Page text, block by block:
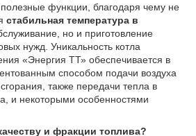
функции, благодаря чему не
стабильная температура в
но и приготовление
нужд. Уникальность котла
«Энергия ТТ» обеспечивается в
способом подачи воздуха
также передачи тепла в
и некоторыми особенностями
и фракции топлива?